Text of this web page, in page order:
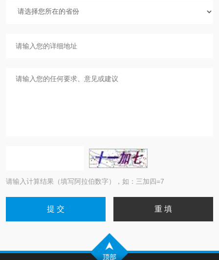
请输入计算结果（填写阿拉伯数字），如：三加四=7